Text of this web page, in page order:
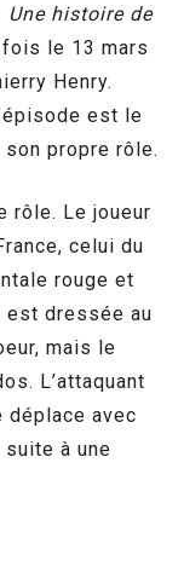
Une histoire de
le 13 mars
Henry.
est le
propre rôle.
rôle. Le joueur
celui du
rouge et
dressée au
mais le
L’attaquant
déplace avec
à une